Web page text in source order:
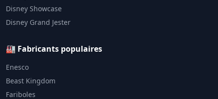
Disney Showcase
Disney Grand Jester
🏭 Fabricants populaires
Enesco
Beast Kingdom
Fariboles